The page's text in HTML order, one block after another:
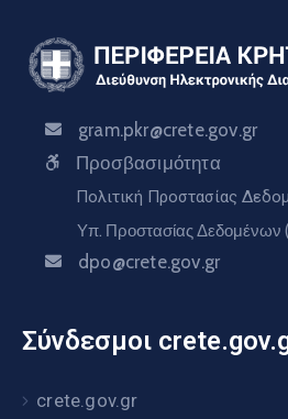
gram.pkr@crete.gov.gr
Προσβασιμότητα
Πολιτική Προστασίας
Υπ. Προστασίας Δεδομένων
dpo@crete.gov.gr
Σύνδεσμοι
crete.gov.gr